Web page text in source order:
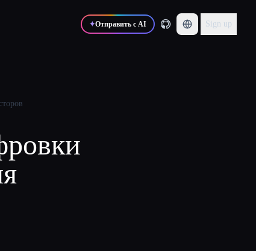
✦Отправить с AI Sign up